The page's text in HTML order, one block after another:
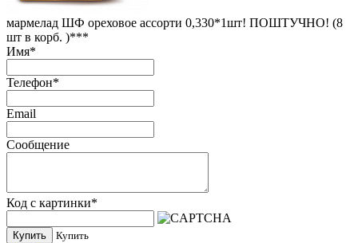
мармелад ШФ ореховое ассорти 0,330*1шт! ПОШТУЧНО! (8
шт в корб. )***
Имя*
Телефон*
Email
Сообщение
Код с картинки*
Купить Купить